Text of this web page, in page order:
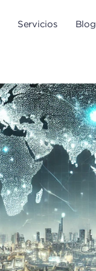
Servicios Blog